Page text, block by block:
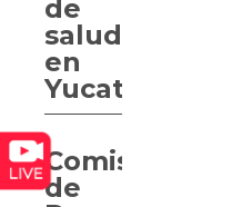
de
salud
en
Yucatán
Comisión
de